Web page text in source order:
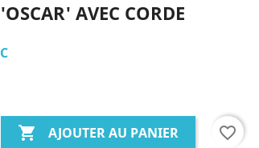
AVEC CORDE
 AJOUTER AU PANIER favorite_border